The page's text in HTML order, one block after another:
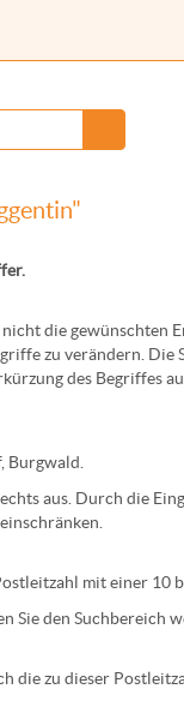
die gewünschten
zu verändern. Die
des Begriffes
Burgwald.
aus. Durch die
mit einer 10
den Suchbereich
die zu dieser